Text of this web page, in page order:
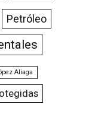
Petróleo
Aliaga